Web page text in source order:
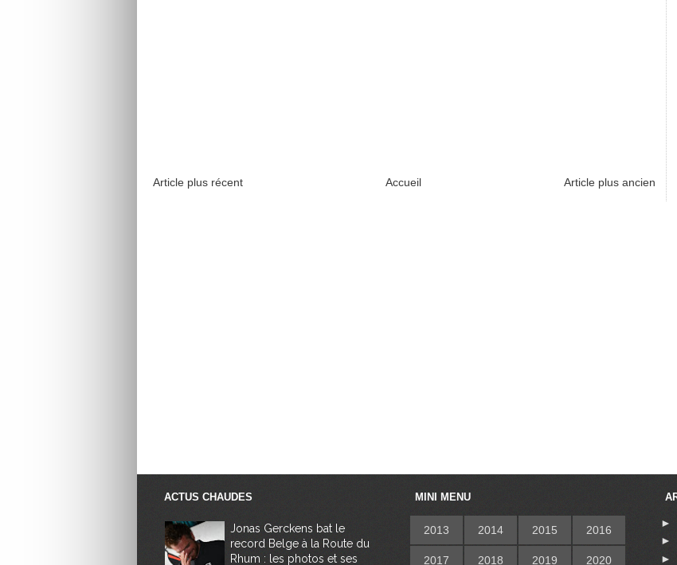
Article plus récent Article plus ancien
Accueil
ACTUS CHAUDES
Jonas Gerckens bat le
record Belge à la Route du
Rhum : les photos et ses
MINI MENU
2013 2014 2015 2016
2017 2018 2019 2020
►
►
►